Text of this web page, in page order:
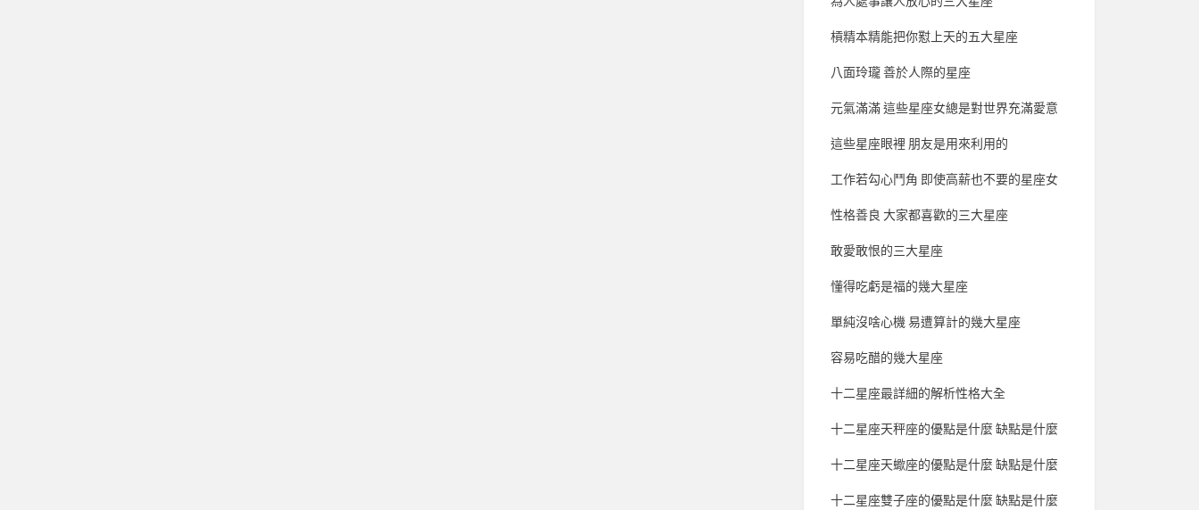
槓精本精能把你懟上天的五大星座
八面玲瓏 善於人際的星座
元氣滿滿 這些星座女總是對世界充滿愛意
這些星座眼裡 朋友是用來利用的
工作若勾心鬥角 即使高薪也不要的星座女
性格善良 大家都喜歡的三大星座
敢愛敢恨的三大星座
懂得吃虧是福的幾大星座
單純沒啥心機 易遭算計的幾大星座
容易吃醋的幾大星座
十二星座最詳細的解析性格大全
十二星座天秤座的優點是什麼 缺點是什麼
十二星座天蠍座的優點是什麼 缺點是什麼
十二星座雙子座的優點是什麼 缺點是什麼